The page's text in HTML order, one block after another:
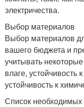
электричества.
Выбор материалов
Выбор материалов
вашего бюджета и
учитывать
влаге,
устойчивость к
Список